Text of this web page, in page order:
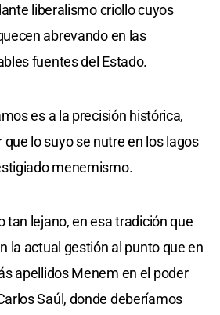
liberalismo criollo cuyos
abrevando en las
fuentes del Estado.
es a la precisión histórica,
lo suyo se nutre en los lagos
menemismo.
tan lejano, en esa tradición que
la actual gestión al punto que en
apellidos Menem en el poder
Saúl, donde deberíamos